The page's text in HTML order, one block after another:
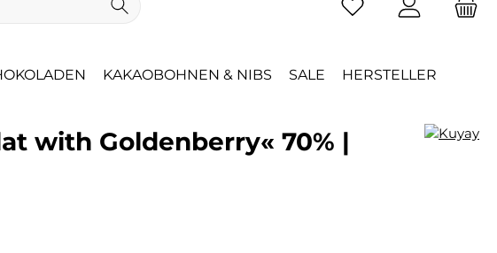
KAKAOBOHNEN & NIBS SALE HERSTELLER
with Goldenberry« 70% |